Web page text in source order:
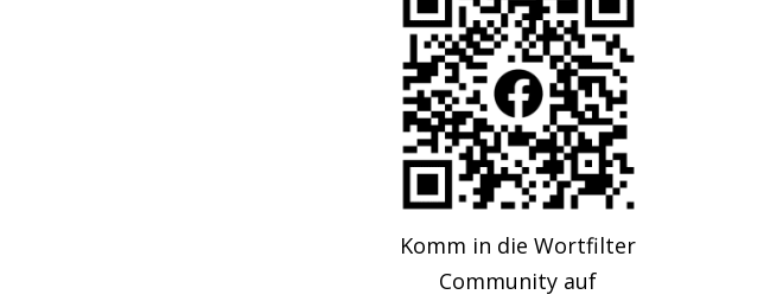
Komm in die Wortfilter
Community auf